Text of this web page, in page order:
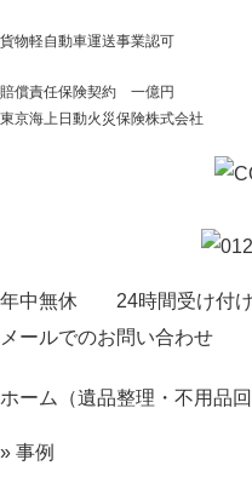
貨物軽自動車運送事業認可
賠償責任保険契約 一億円
東京海上日動火災保険株式会社
年中無休 24時間受け付
メールでのお問い合わせ
ホーム（遺品整理・不用品
» 事例